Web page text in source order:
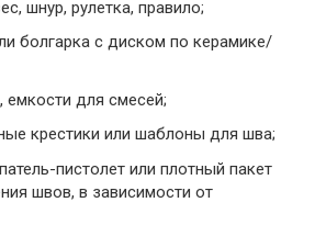
шнур, рулетка, правило;
болгарка с диском по керамике/
емкости для смесей;
крестики или шаблоны для шва;
пистолет или плотный пакет
швов, в зависимости от